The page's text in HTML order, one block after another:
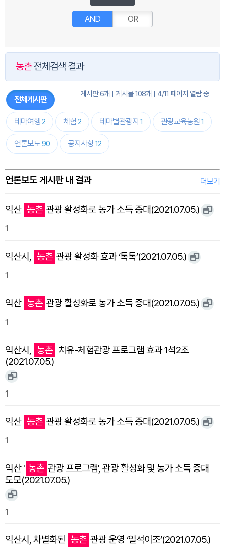
AND OR
농촌전체검색 결과
게시판 6개 게시물 108개 4/11 페이지 열람 중
전체게시판
테마여행 2 체험 2 테마별관광지 1 관광교육농원1
언론보도90 공지사항12
언론보도 게시판 내 결과 더보기
익산 농촌 관광 활성화로 농가 소득 증대(2021.07.05.)
1
익산시, 농촌 관광 활성화 효과 ‘톡톡’(2021.07.05.)
1
익산 농촌 관광 활성화로 농가 소득 증대(2021.07.05.)
1
익산시, 농촌 치유-체험관광 프로그램 효과 1석2조
(2021.07.05.)
1
익산 농촌 관광 활성화로 농가 소득 증대(2021.07.05.)
1
익산 ' 농촌 관광 프로그램', 관광 활성화 및 농가 소득 증대
도모(2021.07.05.)
1
익산시, 차별화된 농촌 관광 운영 ‘일석이조’(2021.07.05.)